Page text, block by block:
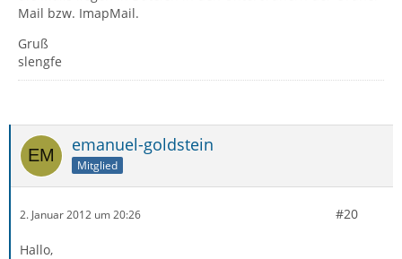
Mail bzw. ImapMail.
Gruß
slengfe
emanuel-goldstein
Mitglied
2. Januar 2012 um 20:26 #20
Hallo,